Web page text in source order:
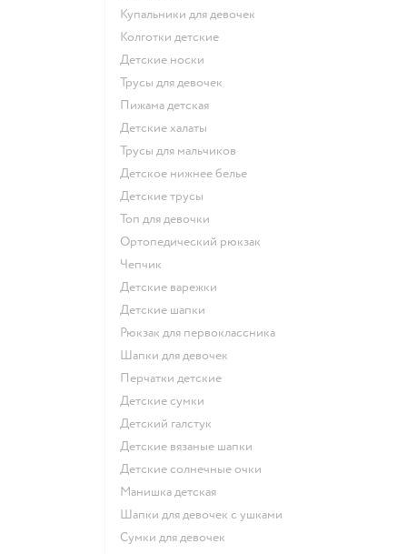
Купальники для девочек
Колготки детские
Детские носки
Трусы для девочек
Пижама детская
Детские халаты
Трусы для мальчиков
Детское нижнее белье
Детские трусы
Топ для девочки
Ортопедический рюкзак
Чепчик
Детские варежки
Детские шапки
Рюкзак для первоклассника
Шапки для девочек
Перчатки детские
Детские сумки
Детский галстук
Детские вязаные шапки
Детские солнечные очки
Манишка детская
Шапки для девочек с ушками
Сумки для девочек